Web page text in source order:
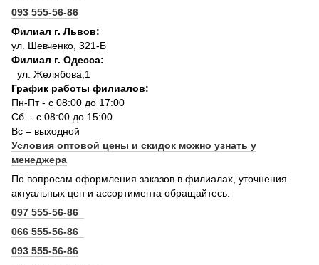
093 555-56-86
Филиал г. Львов:
ул. Шевченко, 321-Б
Филиал г. Одесса:
ул. Желябова,1
График работы филиалов:
Пн-Пт - с 08:00 до 17:00
Сб. - с 08:00 до 15:00
Вс – выходной
Условия оптовой цены и скидок можно узнать у
менеджера
По вопросам оформления заказов в филиалах, уточнения
актуальных цен и ассортимента обращайтесь:
097 555-56-86
066 555-56-86
093 555-56-86